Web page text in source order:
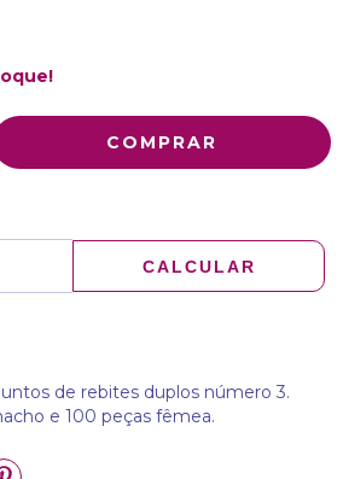
CALCULAR
de rebites duplos número 3.
e 100 peças fêmea.